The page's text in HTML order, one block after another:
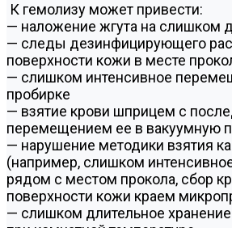
К гемолизу может привести:
— наложение жгута на слишком
— следы дезинфицирующего
поверхности кожи в месте
— слишком интенсивное
пробирке
— взятие крови шприцем с
перемещением ее в вакуумную
— нарушение методики взятия
(например, слишком
рядом с местом прокола, сбор
поверхности кожи краем
— слишком длительное